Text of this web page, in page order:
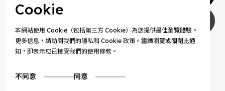
COPYRIGHT © 2025 COMCHIP TECHNOLOGY CO.,
Cookie
本網站使用 Cookie（包括第三方 Cookie）為您提供最佳瀏覽體驗。
更多信息，請訪問我們的隱私和 Cookie 政策。繼續瀏覽或關閉此通
知，即表示您已接受我們的使用條款。
不同意 同意